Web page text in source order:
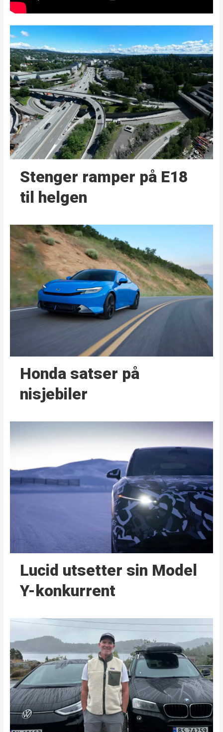
Stenger ramper på E18
til helgen
Honda satser på
nisjebiler
Lucid utsetter sin Model
Y-konkurrent